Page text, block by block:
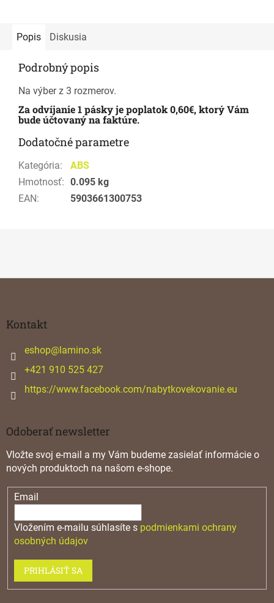
Popis Diskusia
Podrobný popis
Na výber z 3 rozmerov.
Za odvíjanie 1 pásky je poplatok 0,60€, ktorý Vám
bude účtovaný na faktúre.
Dodatočné parametre
Kategória:
ABS
Hmotnosť: 0.095 kg
EAN: 5903661300753
Kontakt
eshop@lamino.sk
+421 910 525 427
https://www.facebook.com/nabytkovekovanie.eu
Odoberať newsletter
Vložte svoj e-mail a my Vám budeme zasielať informácie o
nových produktoch na našom e-shope.
Email
Vložením e-mailu súhlasíte s podmienkami ochrany
osobných údajov
PRIHLÁSIŤ SA